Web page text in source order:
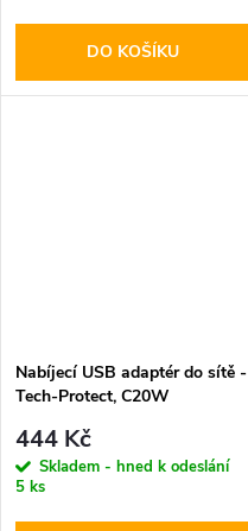
DO KOŠÍKU
Nabíjecí USB adaptér do sítě -
Tech-Protect, C20W
444 Kč
Skladem - hned k odeslání
5 ks